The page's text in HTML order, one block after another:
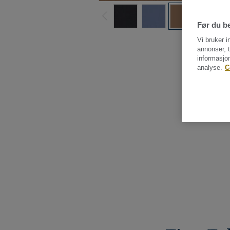
Før du
Vi bruker
annonser,
analyse.